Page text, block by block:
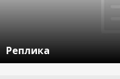
Реплика